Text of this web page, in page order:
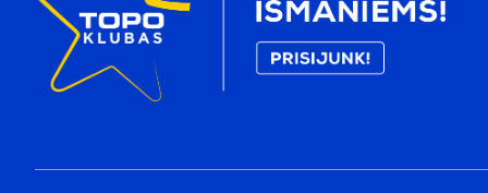
Jutiklinis
Tarptautinės apsaugos (IP) kodas
The IP code classifies and rates the degree of